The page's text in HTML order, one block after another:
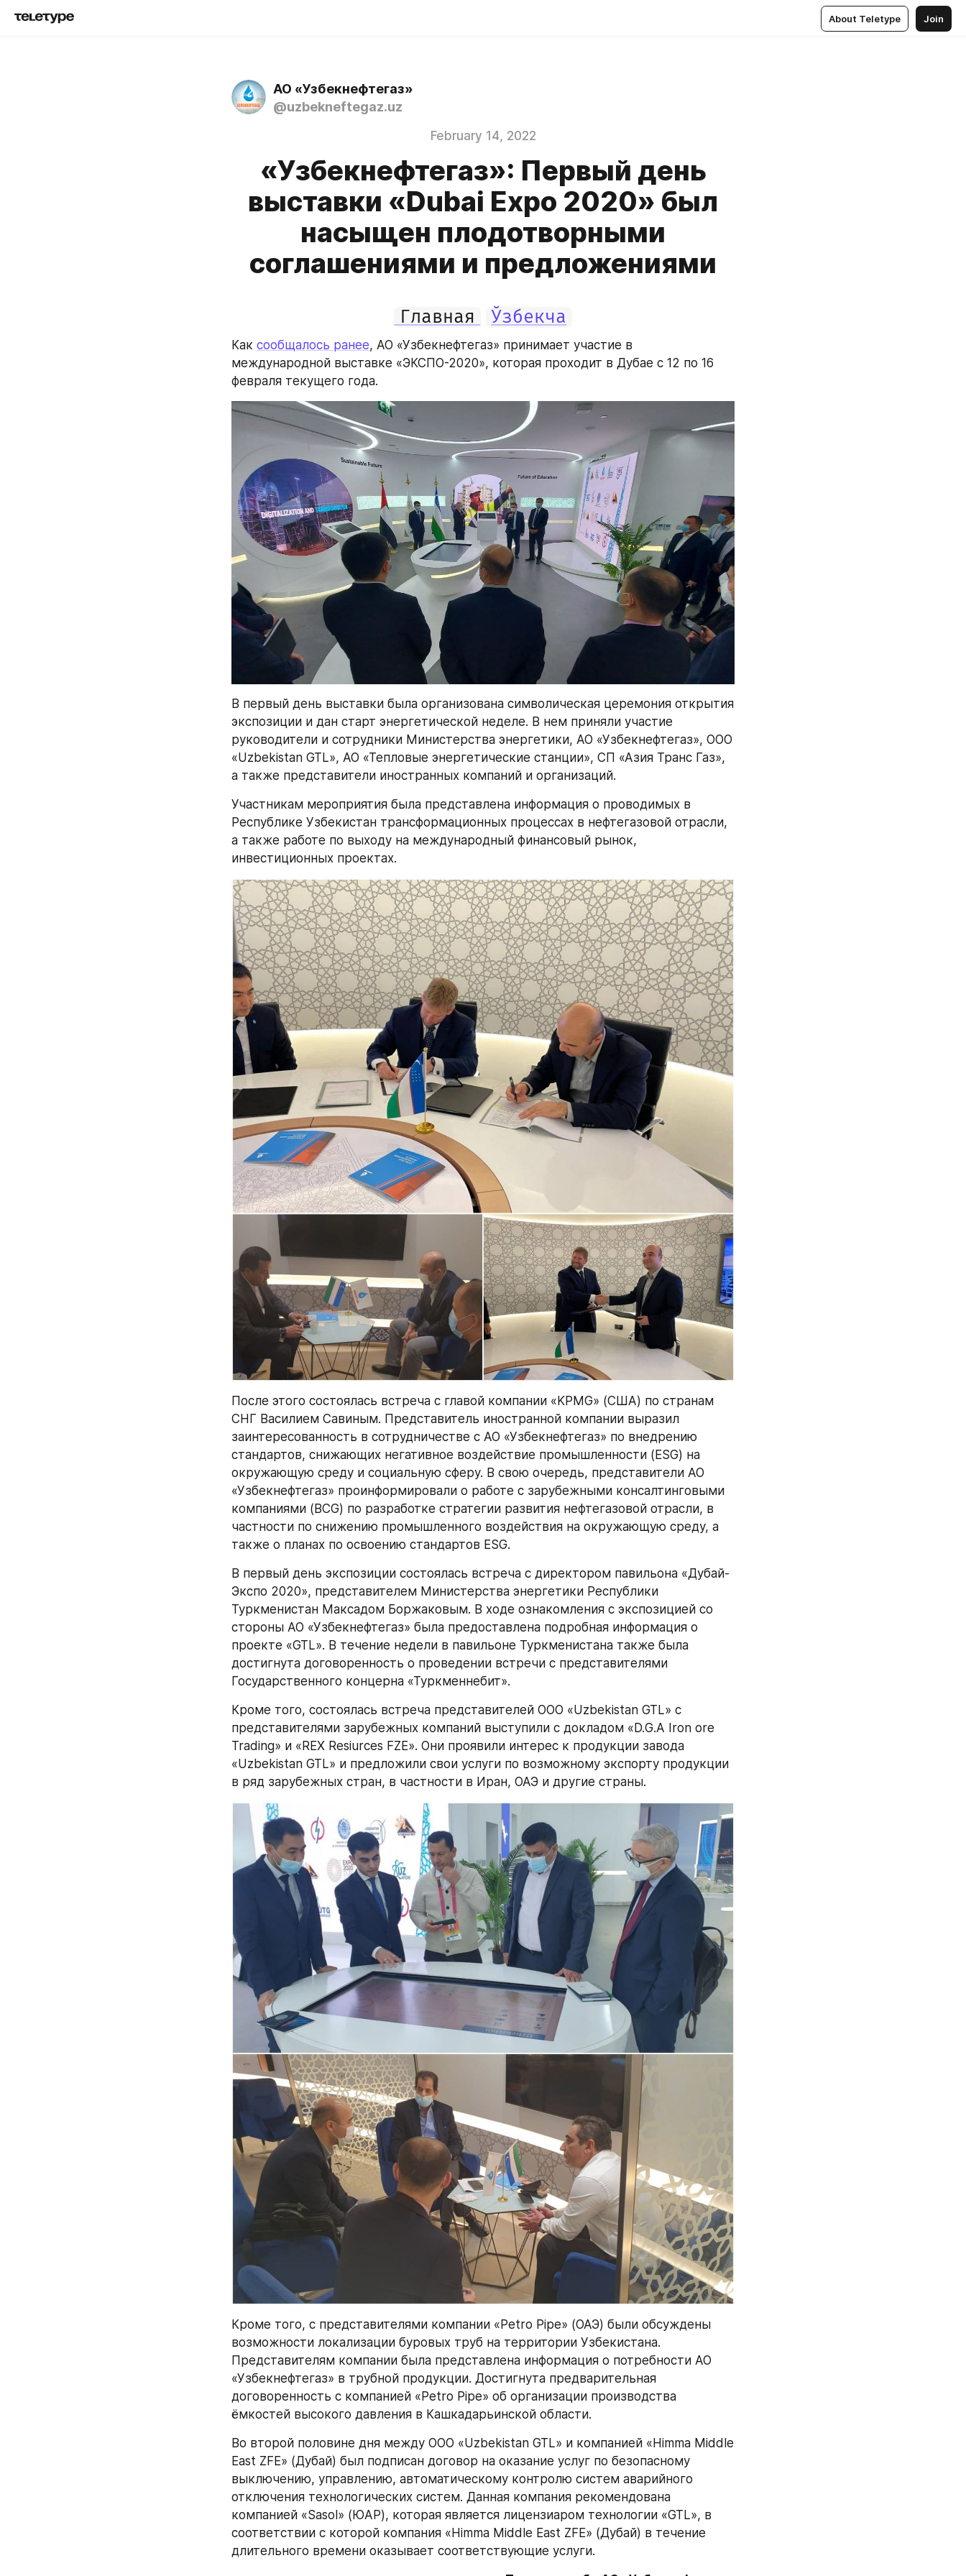
About Teletype Join
АО «Узбекнефтегаз»
@uzbekneftegaz.uz
February 14, 2022
«Узбекнефтегаз»: Первый день
выставки «Dubai Expo 2020» был
насыщен плодотворными
соглашениями и предложениями
Главная Ўзбекча
Как сообщалось ранее, АО «Узбекнефтегаз» принимает участие в
международной выставке «ЭКСПО-2020», которая проходит в Дубае с 12 по 16
февраля текущего года.
В первый день выставки была организована символическая церемония открытия
экспозиции и дан старт энергетической неделе. В нем приняли участие
руководители и сотрудники Министерства энергетики, АО «Узбекнефтегаз», ООО
«Uzbekistan GTL», АО «Тепловые энергетические станции», СП «Азия Транс Газ»,
а также представители иностранных компаний и организаций.
Участникам мероприятия была представлена информация о проводимых в
Республике Узбекистан трансформационных процессах в нефтегазовой отрасли,
а также работе по выходу на международный финансовый рынок,
инвестиционных проектах.
После этого состоялась встреча с главой компании «KPMG» (США) по странам
СНГ Василием Савиным. Представитель иностранной компании выразил
заинтересованность в сотрудничестве с АО «Узбекнефтегаз» по внедрению
стандартов, снижающих негативное воздействие промышленности (ESG) на
окружающую среду и социальную сферу. В свою очередь, представители АО
«Узбекнефтегаз» проинформировали о работе с зарубежными консалтинговыми
компаниями (BCG) по разработке стратегии развития нефтегазовой отрасли, в
частности по снижению промышленного воздействия на окружающую среду, а
также о планах по освоению стандартов ESG.
В первый день экспозиции состоялась встреча с директором павильона «Дубай-
Экспо 2020», представителем Министерства энергетики Республики
Туркменистан Максадом Боржаковым. В ходе ознакомления с экспозицией со
стороны АО «Узбекнефтегаз» была предоставлена подробная информация о
проекте «GTL». В течение недели в павильоне Туркменистана также была
достигнута договоренность о проведении встречи с представителями
Государственного концерна «Туркменнебит».
Кроме того, состоялась встреча представителей ООО «Uzbekistan GTL» с
представителями зарубежных компаний выступили с докладом «D.G.A Iron ore
Trading» и «REX Resiurces FZE». Они проявили интерес к продукции завода
«Uzbekistan GTL» и предложили свои услуги по возможному экспорту продукции
в ряд зарубежных стран, в частности в Иран, ОАЭ и другие страны.
Кроме того, с представителями компании «Petro Pipe» (ОАЭ) были обсуждены
возможности локализации буровых труб на территории Узбекистана.
Представителям компании была представлена информация о потребности АО
«Узбекнефтегаз» в трубной продукции. Достигнута предварительная
договоренность с компанией «Petro Pipe» об организации производства
ёмкостей высокого давления в Кашкадарьинской области.
Во второй половине дня между ООО «Uzbekistan GTL» и компанией «Himma Middle
East ZFE» (Дубай) был подписан договор на оказание услуг по безопасному
выключению, управлению, автоматическому контролю систем аварийного
отключения технологических систем. Данная компания рекомендована
компанией «Sasol» (ЮАР), которая является лицензиаром технологии «GTL», в
соответствии с которой компания «Himma Middle East ZFE» (Дубай) в течение
длительного времени оказывает соответствующие услуги.